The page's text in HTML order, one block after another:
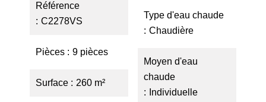
Référence
C2278VS
Pièces 9 pièces
Surface 260 m²
Type d'eau chaude
Chaudière
Moyen d'eau
chaude
Individuelle